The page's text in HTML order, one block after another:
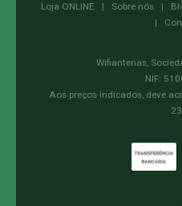
Loja ONLINE | Sobre nós|
|
Wifiantenas,
NIF:
Aos preços indicados, deve